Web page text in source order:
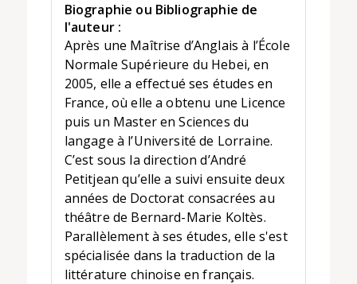
Biographie ou Bibliographie de
l'auteur :
Après une Maîtrise d’Anglais à l’École
Normale Supérieure du Hebei, en
2005, elle a effectué ses études en
France, où elle a obtenu une Licence
puis un Master en Sciences du
langage à l’Université de Lorraine.
C’est sous la direction d’André
Petitjean qu’elle a suivi ensuite deux
années de Doctorat consacrées au
théâtre de Bernard-Marie Koltès.
Parallèlement à ses études, elle s'est
spécialisée dans la traduction de la
littérature chinoise en français.